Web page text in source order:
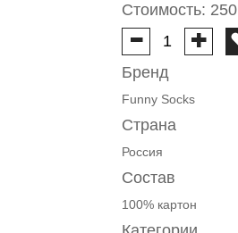
Стоимость: 250
Бренд
Funny Socks
Страна
Россия
Состав
100% картон